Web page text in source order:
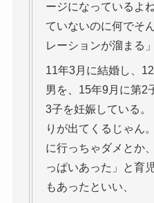
ージになっているよ
ていないのに何でそ
レーションが溜まる
11年3月に結婚し、
男を、15年9月に第2
3子を妊娠している
りが出てくるじゃん
に行っちゃダメとか
っぱいあった」と育
もあったといい、